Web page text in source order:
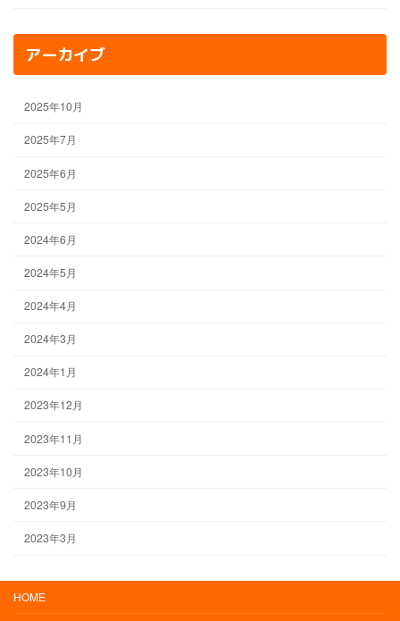
アーカイブ
2025年10月
2025年7月
2025年6月
2025年5月
2024年6月
2024年5月
2024年4月
2024年3月
2024年1月
2023年12月
2023年11月
2023年10月
2023年9月
2023年3月
HOME